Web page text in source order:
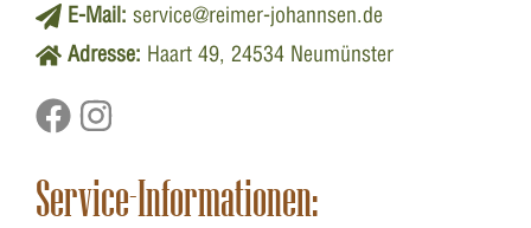
E-Mail: service@reimer-johannsen.de
Adresse: Haart 49, 24534 Neumünster
Service-Informationen: